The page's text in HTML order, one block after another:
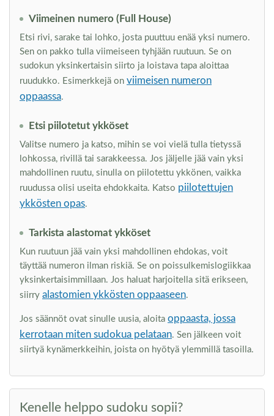
Viimeinen numero (Full House)
Etsi rivi, sarake tai lohko, josta puuttuu enää yksi numero.
Sen on pakko tulla viimeiseen tyhjään ruutuun. Se on
sudokun yksinkertaisin siirto ja loistava tapa aloittaa
ruudukko. Esimerkkejä on viimeisen numeron
oppaassa.
Etsi piilotetut ykköset
Valitse numero ja katso, mihin se voi vielä tulla tietyssä
lohkossa, rivillä tai sarakkeessa. Jos jäljelle jää vain yksi
mahdollinen ruutu, sinulla on piilotettu ykkönen, vaikka
ruudussa olisi useita ehdokkaita. Katso piilotettujen
ykkösten opas.
Tarkista alastomat ykköset
Kun ruutuun jää vain yksi mahdollinen ehdokas, voit
täyttää numeron ilman riskiä. Se on poissulkemislogiikkaa
yksinkertaisimmillaan. Jos haluat harjoitella sitä erikseen,
siirry alastomien ykkösten oppaaseen.
Jos säännöt ovat sinulle uusia, aloita oppaasta, jossa
kerrotaan miten sudokua pelataan. Sen jälkeen voit
siirtyä kynämerkkeihin, joista on hyötyä ylemmillä tasoilla.
Kenelle helppo sudoku sopii?